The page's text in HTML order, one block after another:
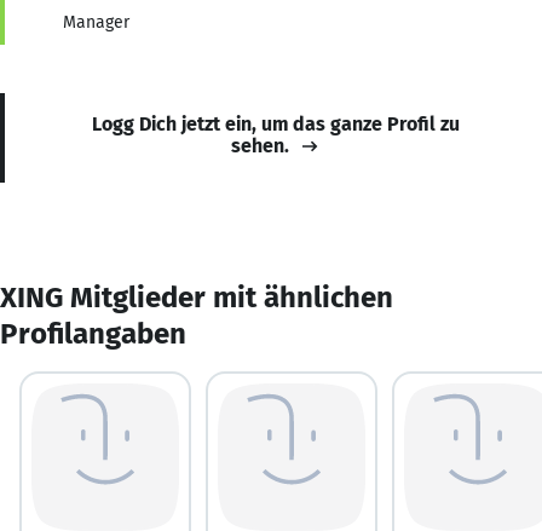
Manager
Logg Dich jetzt ein, um das ganze Profil zu
sehen.
XING Mitglieder mit ähnlichen
Profilangaben